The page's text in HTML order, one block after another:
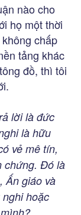
nào cho
họ một thời
chấp
tảng khác
đồ, thì tôi
lời là đức
là hữu
vẻ mê tín,
chứng. Đó là
Ấn giáo và
hoặc